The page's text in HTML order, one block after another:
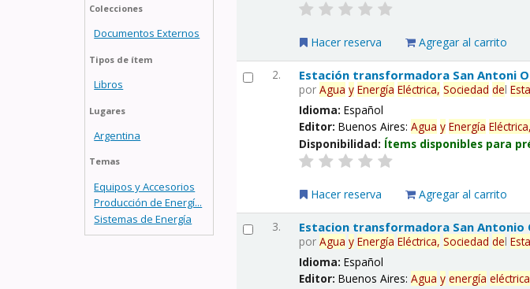
Colecciones
Documentos Externos
Tipos de ítem
Libros
Lugares
Argentina
Temas
Equipos y Accesorios
Producción de Energí...
Sistemas de Energía
Hacer reserva Agregar al carrito
2. Estación transformadora San Antoni
porAgua y Energía Eléctrica, Sociedad del
Idioma:Español
Editor:Buenos Aires:Agua y Energía Eléctrica,
Disponibilidad: Ítems disponibles para
Hacer reserva Agregar al carrito
3. Estacion transformadora San Antonio
porAgua y Energía Eléctrica, Sociedad del
Idioma:Español
Editor:Buenos Aires:Agua y energía